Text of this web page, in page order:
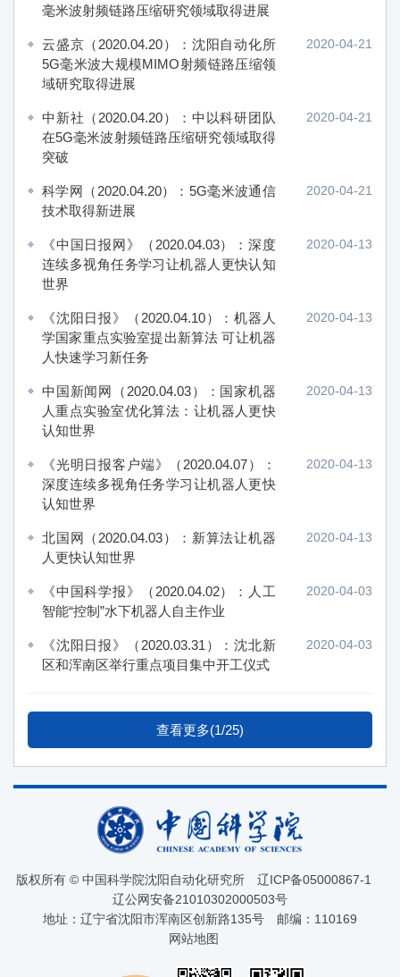
毫米波射频链路压缩研究领域取得进展
云盛京（2020.04.20）：沈阳自动化所
5G毫米波大规模MIMO射频链路压缩领
域研究取得进展
2020-04-21
中新社（2020.04.20）：中以科研团队
在5G毫米波射频链路压缩研究领域取得
突破
2020-04-21
科学网（2020.04.20）：5G毫米波通信
技术取得新进展
2020-04-21
《中国日报网》（2020.04.03）：深度
连续多视角任务学习让机器人更快认知
世界
2020-04-13
《沈阳日报》（2020.04.10）：机器人
学国家重点实验室提出新算法 可让机器
人快速学习新任务
2020-04-13
中国新闻网（2020.04.03）：国家机器
人重点实验室优化算法：让机器人更快
认知世界
2020-04-13
《光明日报客户端》（2020.04.07）：
深度连续多视角任务学习让机器人更快
认知世界
2020-04-13
北国网（2020.04.03）：新算法让机器
人更快认知世界
2020-04-13
《中国科学报》（2020.04.02）：人工
智能“控制”水下机器人自主作业
2020-04-03
《沈阳日报》（2020.03.31）：沈北新
区和浑南区举行重点项目集中开工仪式
2020-04-03
查看更多(1/25)
版权所有 © 中国科学院沈阳自动化研究所 辽ICP备05000867-1
辽公网安备21010302000503号
地址：辽宁省沈阳市浑南区创新路135号 邮编：110169
网站地图